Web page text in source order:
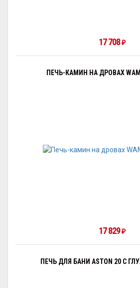
17 708₽
ПЕЧЬ-КАМИН НА ДРОВАХ
17 829₽
ПЕЧЬ ДЛЯ БАНИ ASTON 20 С